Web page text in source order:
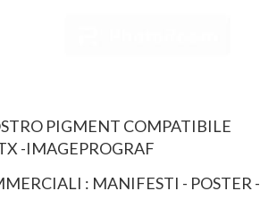
PIGMENT COMPATIBILE
-IMAGEPROGRAF
: MANIFESTI - POSTER -